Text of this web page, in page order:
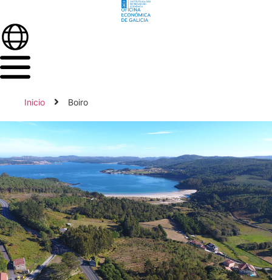
Inicio Boiro